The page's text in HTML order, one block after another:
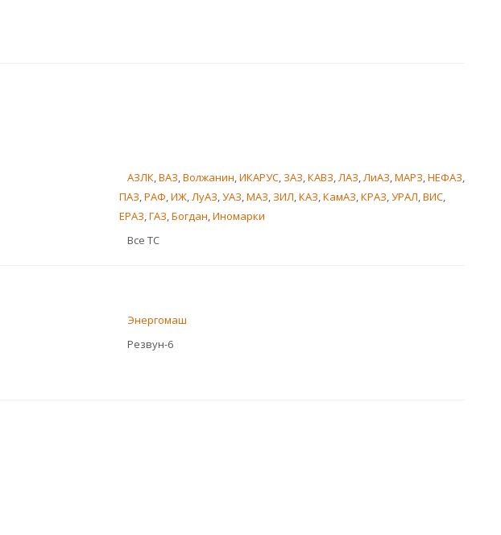
АЗЛК,ВАЗ,Волжанин,ИКАРУС, ЗАЗ,КАВЗ,ЛАЗ,ЛиАЗ,МАРЗ,НЕФАЗ,
ПАЗ,РАФ,ИЖ,ЛуАЗ,УАЗ,МАЗ, ЗИЛ,КАЗ,КамАЗ,КРАЗ,УРАЛ,ВИС,
ЕРАЗ,ГАЗ,Богдан,Иномарки
Все ТС
Энергомаш
Резвун-6